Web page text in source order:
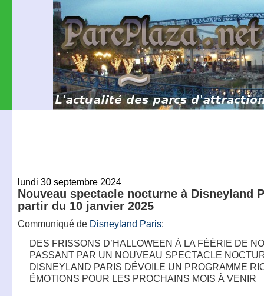
lundi 30 septembre 2024
Nouveau spectacle nocturne à Disneyland
partir du 10 janvier 2025
Communiqué de Disneyland Paris:
DES FRISSONS D’HALLOWEEN À LA FÉÉRIE DE
PASSANT PAR UN NOUVEAU SPECTACLE
DISNEYLAND PARIS DÉVOILE UN PROGRAMME
ÉMOTIONS POUR LES PROCHAINS MOIS À VENIR